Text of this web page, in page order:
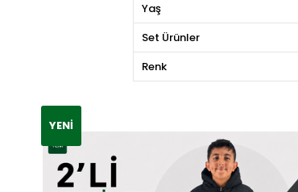
Yaş
Set Ürünler
Renk
YENI